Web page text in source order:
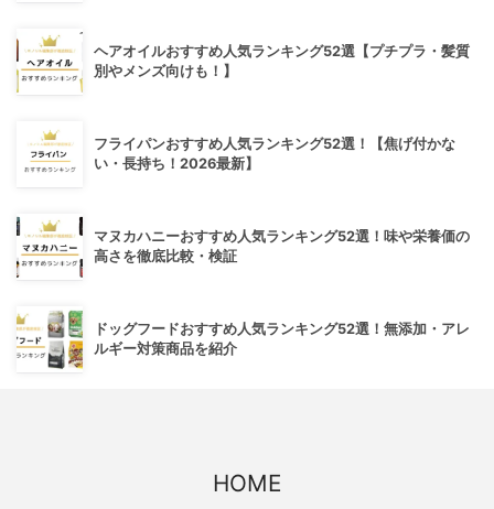
ヘアオイルおすすめ人気ランキング52選【プチプラ・髪質
別やメンズ向けも！】
フライパンおすすめ人気ランキング52選！【焦げ付かな
い・長持ち！2026最新】
マヌカハニーおすすめ人気ランキング52選！味や栄養価の
高さを徹底比較・検証
ドッグフードおすすめ人気ランキング52選！無添加・アレ
ルギー対策商品を紹介
HOME